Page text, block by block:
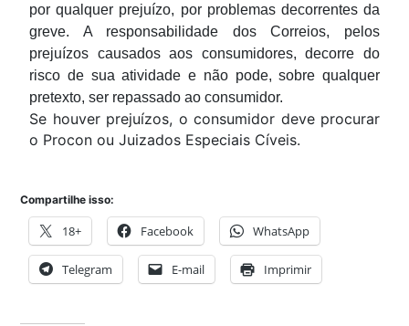
por qualquer prejuízo, por problemas decorrentes da
greve. A responsabilidade dos Correios, pelos
prejuízos causados aos consumidores, decorre do
risco de sua atividade e não pode, sobre qualquer
pretexto, ser repassado ao consumidor.
Se houver prejuízos, o consumidor deve procurar
o Procon ou Juizados Especiais Cíveis.
Compartilhe isso:
18+ Facebook WhatsApp
Telegram E-mail Imprimir